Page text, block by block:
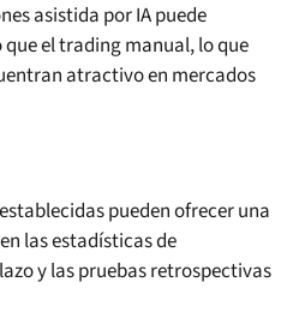
asistida por IA puede
el trading manual, lo que
atractivo en mercados
pueden ofrecer una
las estadísticas de
y las pruebas retrospectivas